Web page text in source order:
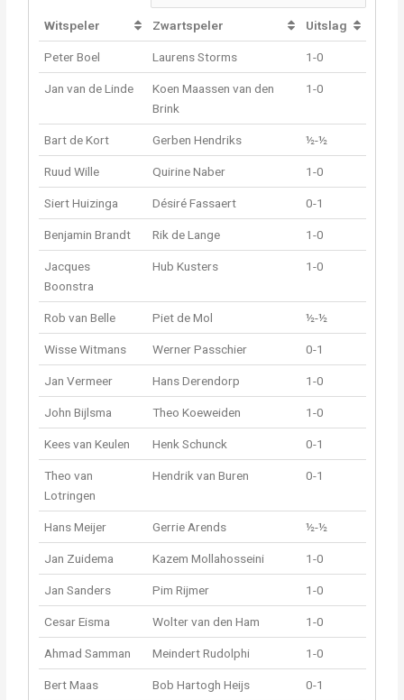
Witspeler Zwartspeler Uitslag
Peter Boel Laurens Storms 1-0
Jan van de Linde
Koen Maassen van den
Brink
1-0
Bart de Kort Gerben Hendriks ½-½
Ruud Wille Quirine Naber 1-0
Siert Huizinga Désiré Fassaert 0-1
Benjamin Brandt Rik de Lange 1-0
Jacques
Boonstra
Hub Kusters 1-0
Rob van Belle Piet de Mol ½-½
Wisse Witmans Werner Passchier 0-1
Jan Vermeer Hans Derendorp 1-0
John Bijlsma Theo Koeweiden 1-0
Kees van Keulen Henk Schunck 0-1
Theo van
Lotringen
Hendrik van Buren 0-1
Hans Meijer Gerrie Arends ½-½
Jan Zuidema Kazem Mollahosseini 1-0
Jan Sanders Pim Rijmer 1-0
Cesar Eisma Wolter van den Ham 1-0
Ahmad Samman Meindert Rudolphi 1-0
Bert Maas Bob Hartogh Heijs 0-1